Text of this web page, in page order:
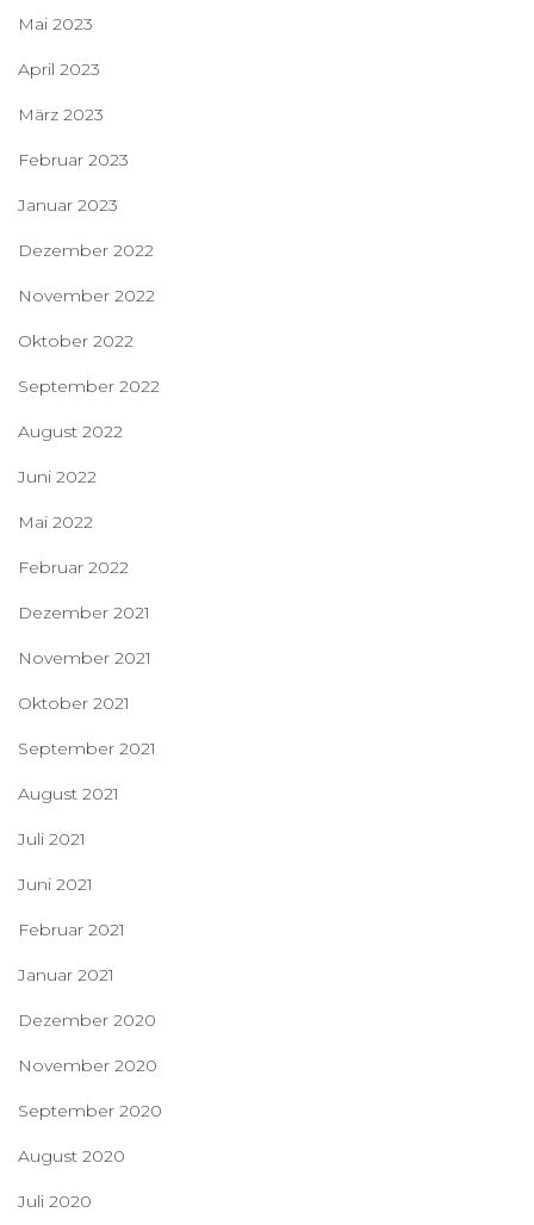
Mai 2023
April 2023
März 2023
Februar 2023
Januar 2023
Dezember 2022
November 2022
Oktober 2022
September 2022
August 2022
Juni 2022
Mai 2022
Februar 2022
Dezember 2021
November 2021
Oktober 2021
September 2021
August 2021
Juli 2021
Juni 2021
Februar 2021
Januar 2021
Dezember 2020
November 2020
September 2020
August 2020
Juli 2020